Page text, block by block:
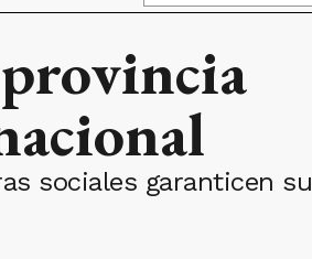
sociales garanticen su